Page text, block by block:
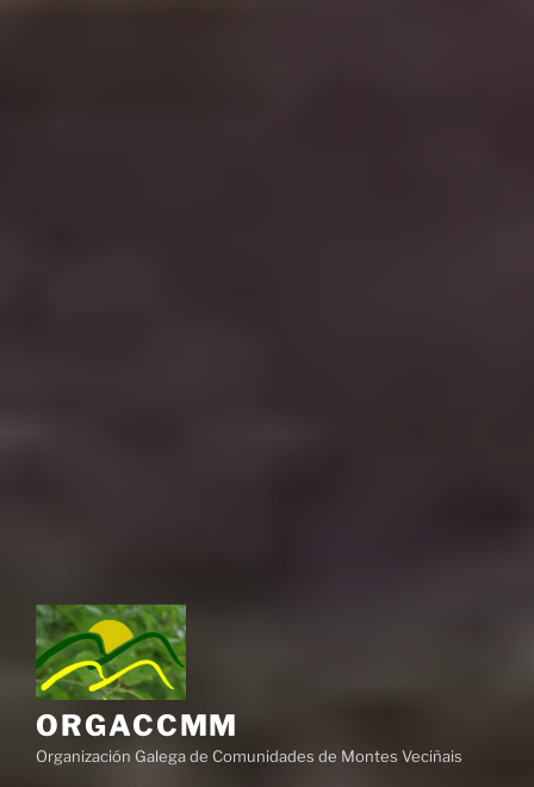
ORGACCMM
Organización Galega de Comunidades de Montes Veciñais